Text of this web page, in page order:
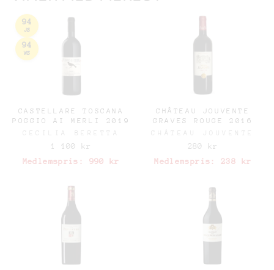
94
JS
94
WS
CASTELLARE TOSCANA
POGGIO AI MERLI 2019
CECILIA BERETTA
1 100 kr
Medlemspris:
990 kr
CHÂTEAU JOUVENTE
GRAVES ROUGE 2016
CHÂTEAU JOUVENTE
280 kr
Medlemspris:
238 kr